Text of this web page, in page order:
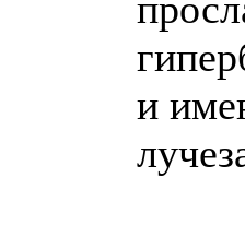
и